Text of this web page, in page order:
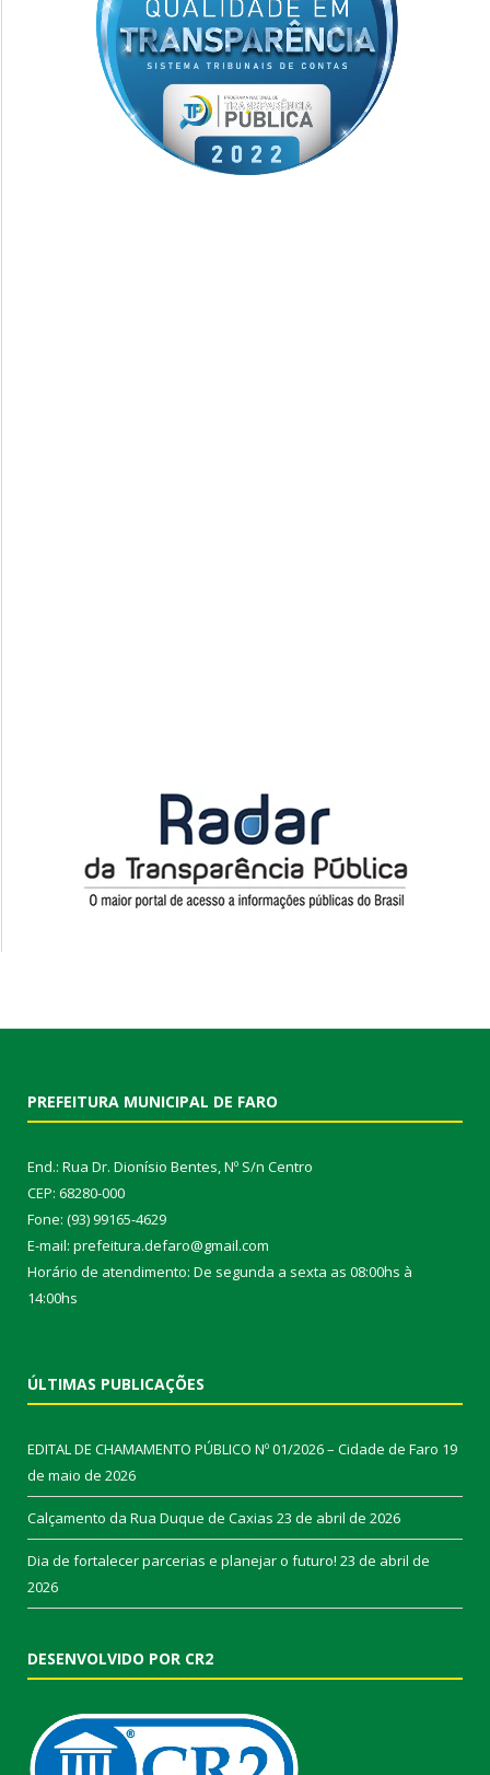
PREFEITURA MUNICIPAL DE FARO
End.: Rua Dr. Dionísio Bentes, Nº S/n Centro
CEP: 68280-000
Fone: (93) 99165-4629
E-mail: prefeitura.defaro@gmail.com
Horário de atendimento: De segunda a sexta as 08:00hs à
14:00hs
ÚLTIMAS PUBLICAÇÕES
EDITAL DE CHAMAMENTO PÚBLICO Nº 01/2026 – Cidade de Faro 19
de maio de 2026
Calçamento da Rua Duque de Caxias 23 de abril de 2026
Dia de fortalecer parcerias e planejar o futuro! 23 de abril de
2026
DESENVOLVIDO POR CR2